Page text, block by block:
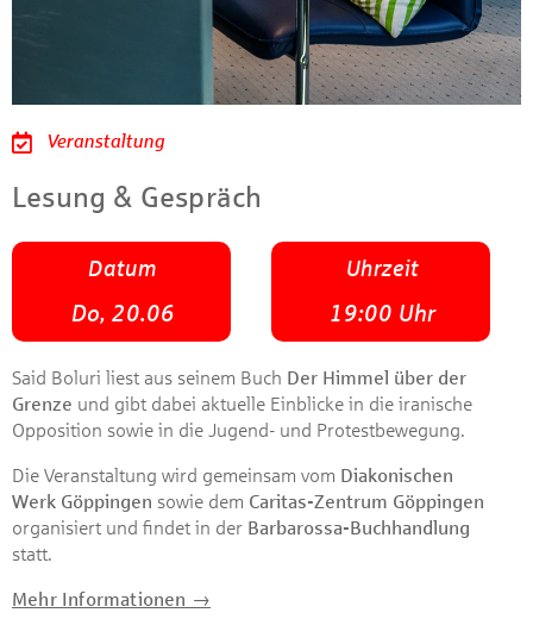
Veranstaltung
Lesung & Gespräch
Datum
Do, 20.06
Uhrzeit
19:00 Uhr
Said Boluri liest aus seinem Buch Der Himmel über der
Grenze und gibt dabei aktuelle Einblicke in die iranische
Opposition sowie in die Jugend- und Protestbewegung.
Die Veranstaltung wird gemeinsam vom Diakonischen
Werk Göppingen sowie dem Caritas-Zentrum Göppingen
organisiert und findet in der Barbarossa-Buchhandlung
statt.
Mehr Informationen →